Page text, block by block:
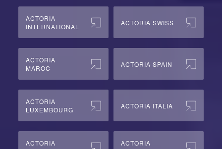
ACTORIA
INTERNATIONAL
ACTORIA SWISS
ACTORIA
MAROC
ACTORIA SPAIN
ACTORIA
LUXEMBOURG
ACTORIA ITALIA
ACTORIA
ACTORIA